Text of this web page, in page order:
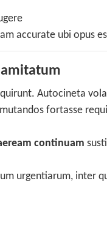
accurate ubi opus
Autocineta
fortasse
continuam
urgentiarum, inter